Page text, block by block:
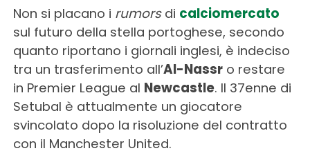
Non si placano i rumorsdi calciomercato
sul futuro della stella portoghese, secondo
quanto riportano i giornali inglesi, è indeciso
tra un trasferimento all’Al-Nassro restare
in Premier League al Newcastle. Il 37enne di
Setubal è attualmente un giocatore
svincolato dopo la risoluzione del contratto
con il Manchester United.